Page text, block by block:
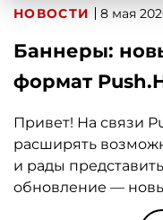
НОВОСТИ 8 мая
Баннеры:
формат
Привет! На связи
расширять
и рады
обновление —
Ads. О том, что